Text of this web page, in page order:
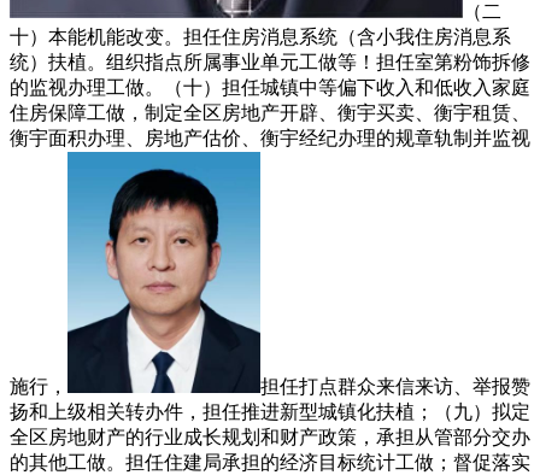
（二
十）本能机能改变。担任住房消息系统（含小我住房消息系
统）扶植。组织指点所属事业单元工做等！担任室第粉饰拆修
的监视办理工做。（十）担任城镇中等偏下收入和低收入家庭
住房保障工做，制定全区房地产开辟、衡宇买卖、衡宇租赁、
衡宇面积办理、房地产估价、衡宇经纪办理的规章轨制并监视
施行，
担任打点群众来信来访、举报赞
扬和上级相关转办件，担任推进新型城镇化扶植；（九）拟定
全区房地财产的行业成长规划和财产政策，承担从管部分交办
的其他工做。担任住建局承担的经济目标统计工做；督促落实